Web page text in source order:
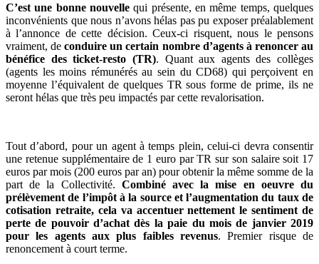
C’est une bonne nouvelle qui présente, en même temps, quelques
inconvénients que nous n’avons hélas pas pu exposer préalablement
à l’annonce de cette décision. Ceux-ci risquent, nous le pensons
vraiment, deconduire un certain nombre d’agents à renoncer au
bénéfice des ticket-resto (TR). Quant aux agents des collèges
(agents les moins rémunérés au sein du CD68) qui perçoivent en
moyenne l’équivalent de quelques TR sous forme de prime, ils ne
seront hélas que très peu impactés par cette revalorisation.
Tout d’abord, pour un agent à temps plein, celui-ci devra consentir
une retenue supplémentaire de 1 euro par TR sur son salaire soit 17
euros par mois (200 euros par an) pour obtenir la même somme de la
part de la Collectivité. Combiné avec la mise en oeuvre du
prélèvement de l’impôt à la source et l’augmentation du taux de
cotisation retraite, cela va accentuer nettement le sentiment de
perte de pouvoir d’achat dès la paie du mois de janvier 2019
pour les agents aux plus faibles revenus. Premier risque de
renoncement à court terme.